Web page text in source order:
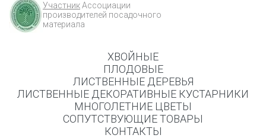
УчастникАссоциации
производителей посадочного
материала
ХВОЙНЫЕ
ПЛОДОВЫЕ
ЛИСТВЕННЫЕ ДЕРЕВЬЯ
ЛИСТВЕННЫЕ ДЕКОРАТИВНЫЕ КУСТАРНИКИ
МНОГОЛЕТНИЕ ЦВЕТЫ
СОПУТСТВУЮЩИЕ ТОВАРЫ
КОНТАКТЫ